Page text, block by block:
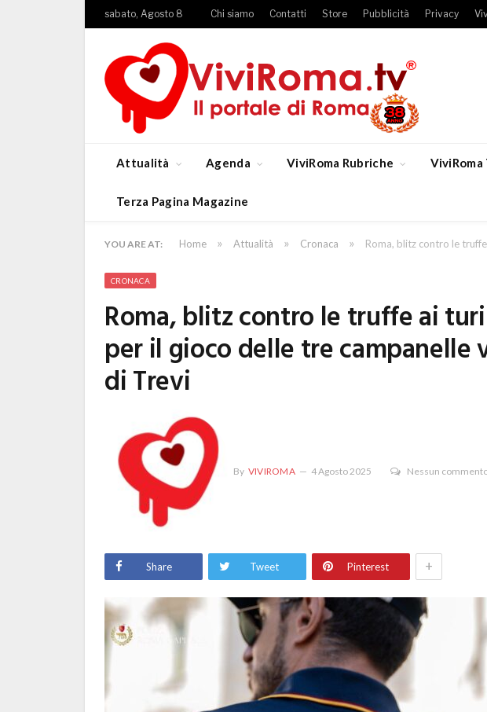
sabato, Agosto 8 Chi siamo Contatti Store Pubblicità Privacy
Attualità Agenda ViviRoma Rubriche
Terza Pagina Magazine
YOU ARE AT: Home » Attualità » Cronaca » Roma, blitz contro le
CRONACA
Roma, blitz contro le truffe ai
per il gioco delle tre campanelle
di Trevi
By VIVIROMA 4 Agosto 2025 Nessun
Share Tweet Pinterest +